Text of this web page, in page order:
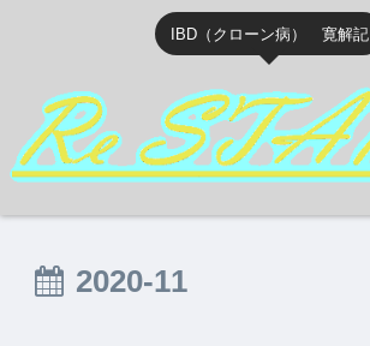
IBD（クローン病） 寛解記
2020-11